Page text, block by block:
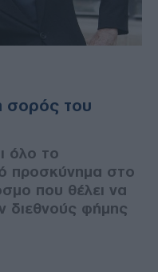
σορός του
όλο το
προσκύνημα στο
που θέλει να
διεθνούς φήμης